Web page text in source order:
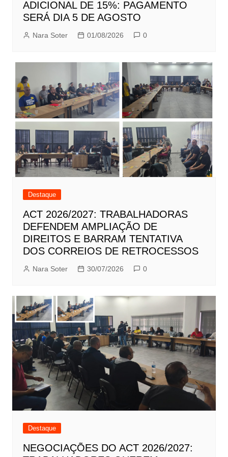
ADICIONAL DE 15%: PAGAMENTO
SERÁ DIA 5 DE AGOSTO
Nara Soter 01/08/2026 0
Destaque
ACT 2026/2027: TRABALHADORAS
DEFENDEM AMPLIAÇÃO DE
DIREITOS E BARRAM TENTATIVA
DOS CORREIOS DE RETROCESSOS
Nara Soter 30/07/2026 0
Destaque
NEGOCIAÇÕES DO ACT 2026/2027: